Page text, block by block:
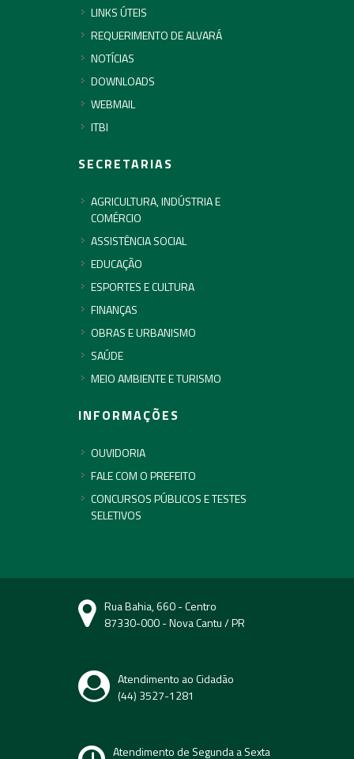
LINKS ÚTEIS
REQUERIMENTO DE ALVARÁ
NOTÍCIAS
DOWNLOADS
WEBMAIL
ITBI
SECRETARIAS
AGRICULTURA, INDÚSTRIA E
COMÉRCIO
ASSISTÊNCIA SOCIAL
EDUCAÇÃO
ESPORTES E CULTURA
FINANÇAS
OBRAS E URBANISMO
SAÚDE
MEIO AMBIENTE E TURISMO
INFORMAÇÕES
OUVIDORIA
FALE COM O PREFEITO
CONCURSOS PÚBLICOS E TESTES
SELETIVOS
Rua Bahia, 660 - Centro
87330-000 - Nova Cantu / PR
Atendimento ao Cidadão
(44) 3527-1281
Atendimento de Segunda a Sexta